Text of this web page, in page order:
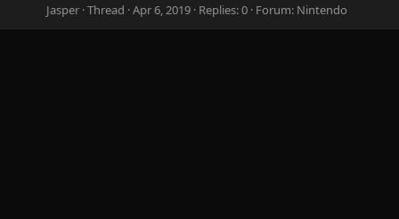
Jasper Thread Apr 6, 2019 Replies: 0 Forum: Nintendo